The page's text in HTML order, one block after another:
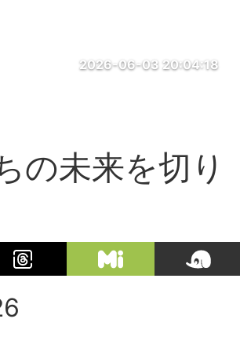
2026-06-03 20:04:18
の未来を切り